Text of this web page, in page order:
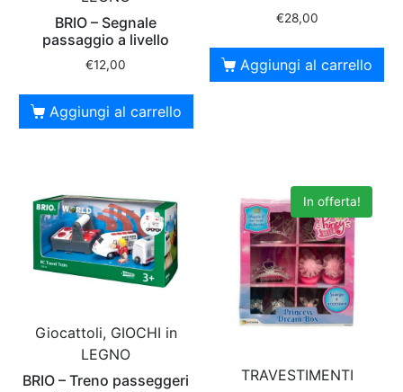
BRIO – Segnale
passaggio a livello
€12,00
Aggiungi al carrello
€28,00
Aggiungi al carrello
Giocattoli, GIOCHI in
LEGNO
BRIO – Treno passeggeri
In offerta!
TRAVESTIMENTI